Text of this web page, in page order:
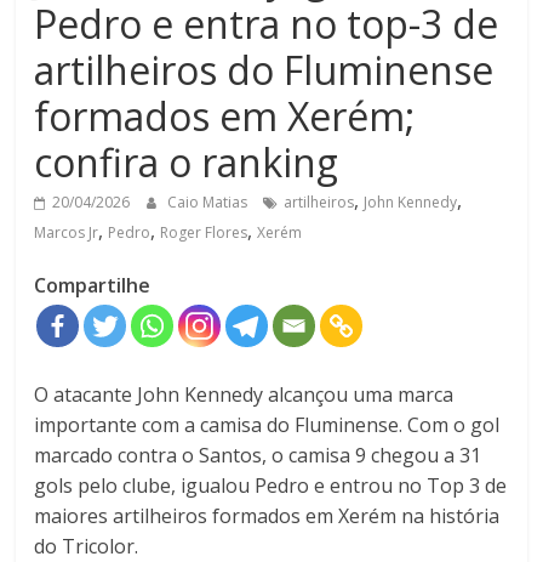
Pedro e entra no top-3 de
artilheiros do Fluminense
formados em Xerém;
confira o ranking
20/04/2026 Caio Matias artilheiros, John Kennedy,
Marcos Jr, Pedro, Roger Flores,Xerém
Compartilhe
O atacante John Kennedyalcançou uma marca
importante com a camisa do Fluminense. Com o gol
marcado contra o Santos, o camisa 9 chegou a 31
gols pelo clube, igualou Pedro e entrou no Top 3 de
maiores artilheiros formados emXerém na história
do Tricolor.